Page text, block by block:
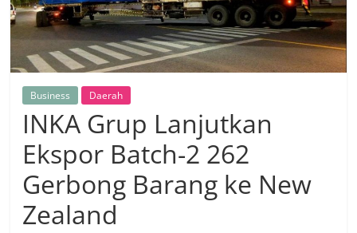
Business Daerah
INKA Grup Lanjutkan
Ekspor Batch-2 262
Gerbong Barang ke New
Zealand